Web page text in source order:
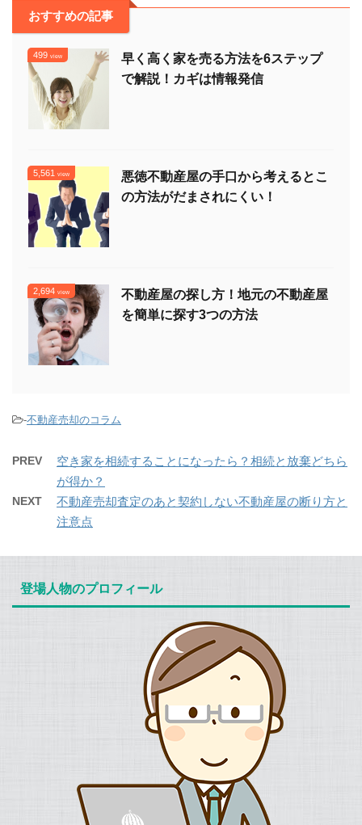
おすすめの記事
499 view
早く高く家を売る方法を6ステップ
で解説！カギは情報発信
5,561 view
悪徳不動産屋の手口から考えるとこ
の方法がだまされにくい！
2,694 view
不動産屋の探し方！地元の不動産屋
を簡単に探す3つの方法
-不動産売却のコラム
PREV
空き家を相続することになったら？相続と放棄どちら
が得か？
NEXT
不動産売却査定のあと契約しない不動産屋の断り方と
注意点
登場人物のプロフィール